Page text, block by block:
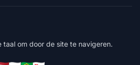
taal om door de site te navigeren.